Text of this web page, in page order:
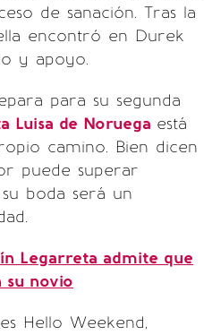
de sanación. Tras la
encontró en Durek
y apoyo.
para su segunda
Luisa de Noruega está
camino. Bien dicen
puede superar
boda será un
Legarreta admite que
su novio
Hello Weekend,